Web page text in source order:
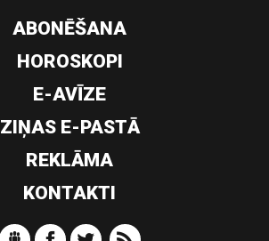
ABONĒŠANA
HOROSKOPI
E-AVĪZE
ZIŅAS E-PASTĀ
REKLĀMA
KONTAKTI